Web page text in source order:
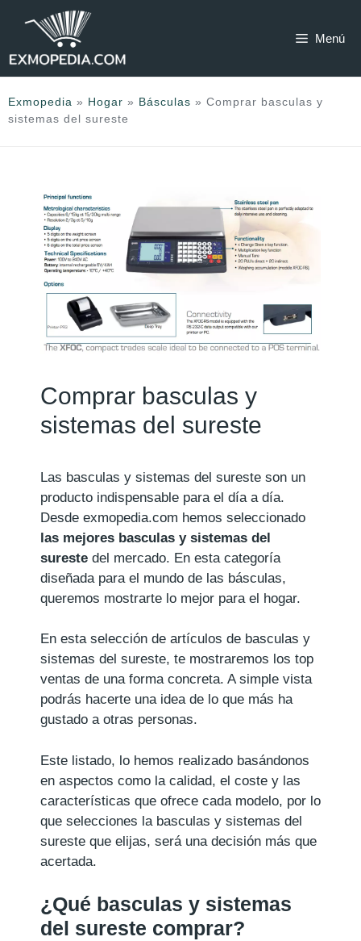
Menú
Exmopedia » Hogar » Básculas » Comprar basculas y
sistemas del sureste
Comprar basculas y
sistemas del sureste
Las basculas y sistemas del sureste son un
producto indispensable para el día a día.
Desde exmopedia.com hemos seleccionado
las mejores basculas y sistemas del
sureste del mercado. En esta categoría
diseñada para el mundo de las básculas,
queremos mostrarte lo mejor para el hogar.
En esta selección de artículos de basculas y
sistemas del sureste, te mostraremos los top
ventas de una forma concreta. A simple vista
podrás hacerte una idea de lo que más ha
gustado a otras personas.
Este listado, lo hemos realizado basándonos
en aspectos como la calidad, el coste y las
características que ofrece cada modelo, por lo
que selecciones la basculas y sistemas del
sureste que elijas, será una decisión más que
acertada.
¿Qué basculas y sistemas
del sureste comprar?